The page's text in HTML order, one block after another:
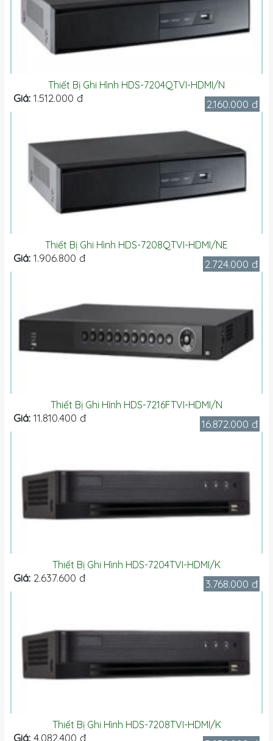
Thiết Bị Ghi Hình HDS-7204QTVI-HDMI/N
Giá: 1.512.000 đ 2.160.000 đ
Thiết Bị Ghi Hình HDS-7208QTVI-HDMI/NE
Giá: 1.906.800 đ 2.724.000 đ
Thiết Bị Ghi Hình HDS-7216FTVI-HDMI/N
Giá: 11.810.400 đ 16.872.000 đ
Thiết Bị Ghi Hình HDS-7204TVI-HDMI/K
Giá: 2.637.600 đ 3.768.000 đ
Thiết Bị Ghi Hình HDS-7208TVI-HDMI/K
Giá: 4.082.400 đ